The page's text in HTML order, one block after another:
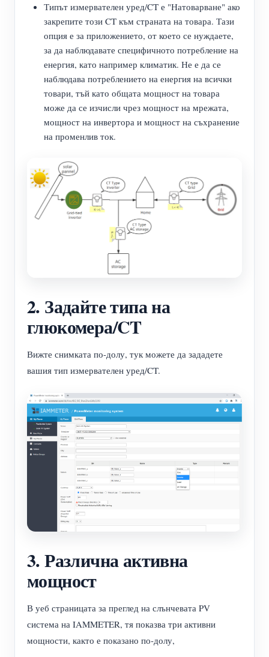
Типът измервателен уред/CT е "Натоварване" ако
закрепите този CT към страната на товара. Тази
опция е за приложението, от което се нуждаете,
за да наблюдавате специфичното потребление на
енергия, като например климатик. Не е да се
наблюдава потреблението на енергия на всички
товари, тъй като общата мощност на товара
може да се изчисли чрез мощност на мрежата,
мощност на инвертора и мощност на съхранение
на променлив ток.
2. Задайте типа на
глюкомера/CT
Вижте снимката по-долу, тук можете да зададете
вашия тип измервателен уред/CT.
3. Различна активна
мощност
В уеб страницата за преглед на слънчевата PV
система на IAMMETER, тя показва три активни
мощности, както е показано по-долу,